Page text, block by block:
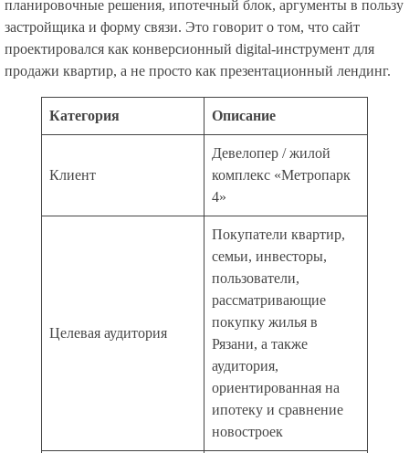
планировочные решения, ипотечный блок, аргументы в пользу
застройщика и форму связи. Это говорит о том, что сайт
проектировался как конверсионный digital-инструмент для
продажи квартир, а не просто как презентационный лендинг.
Категория Описание
Клиент
Девелопер / жилой
комплекс «Метропарк
4»
Целевая аудитория
Покупатели квартир,
семьи, инвесторы,
пользователи,
рассматривающие
покупку жилья в
Рязани, а также
аудитория,
ориентированная на
ипотеку и сравнение
новостроек